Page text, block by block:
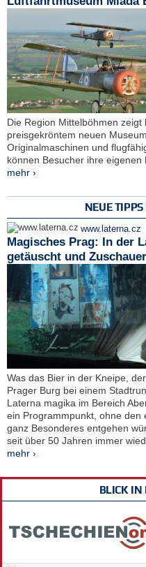
Die Region Mittelböhmen
preisgekröntem neuen
Originalmaschinen und
können Besucher ihre eigenen
mehr ›
NEUE
www.laterna.cz
Magisches Prag: In der
getäuscht und
Was das Bier in der Kneipe,
Prager Burg bei einem
Laterna magika im Bereich
ein Programmpunkt, ohne den
ganz Besonderes entgehen
seit über 50 Jahren immer
mehr ›
BLICK IN